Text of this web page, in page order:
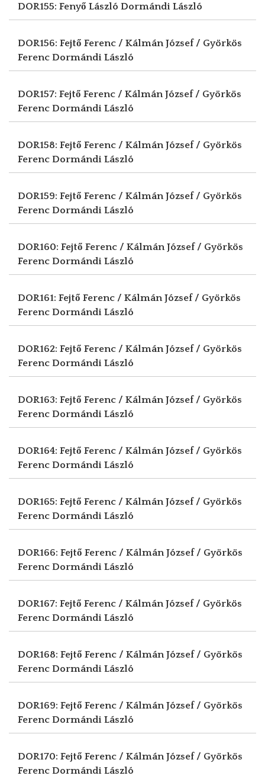
DOR155: Fenyő László Dormándi László
DOR156: Fejtő Ferenc / Kálmán József / Györkös
Ferenc Dormándi László
DOR157: Fejtő Ferenc / Kálmán József / Györkös
Ferenc Dormándi László
DOR158: Fejtő Ferenc / Kálmán József / Györkös
Ferenc Dormándi László
DOR159: Fejtő Ferenc / Kálmán József / Györkös
Ferenc Dormándi László
DOR160: Fejtő Ferenc / Kálmán József / Györkös
Ferenc Dormándi László
DOR161: Fejtő Ferenc / Kálmán József / Györkös
Ferenc Dormándi László
DOR162: Fejtő Ferenc / Kálmán József / Györkös
Ferenc Dormándi László
DOR163: Fejtő Ferenc / Kálmán József / Györkös
Ferenc Dormándi László
DOR164: Fejtő Ferenc / Kálmán József / Györkös
Ferenc Dormándi László
DOR165: Fejtő Ferenc / Kálmán József / Györkös
Ferenc Dormándi László
DOR166: Fejtő Ferenc / Kálmán József / Györkös
Ferenc Dormándi László
DOR167: Fejtő Ferenc / Kálmán József / Györkös
Ferenc Dormándi László
DOR168: Fejtő Ferenc / Kálmán József / Györkös
Ferenc Dormándi László
DOR169: Fejtő Ferenc / Kálmán József / Györkös
Ferenc Dormándi László
DOR170: Fejtő Ferenc / Kálmán József / Györkös
Ferenc Dormándi László